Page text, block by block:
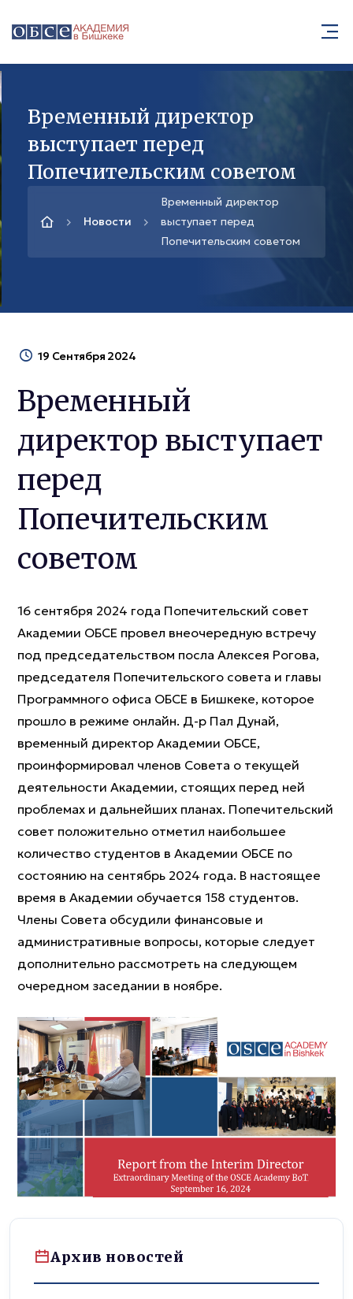
Временный директор
выступает перед
Попечительским советом
Новости
Временный директор
выступает перед
Попечительским советом
19 Сентября 2024
Временный
директор выступает
перед
Попечительским
советом
16 сентября 2024 года Попечительский совет
Академии ОБСЕ провел внеочередную встречу
под председательством посла Алексея Рогова,
председателя Попечительского совета и главы
Программного офиса ОБСЕ в Бишкеке, которое
прошло в режиме онлайн. Д-р Пал Дунай,
временный директор Академии ОБСЕ,
проинформировал членов Совета о текущей
деятельности Академии, стоящих перед ней
проблемах и дальнейших планах. Попечительский
совет положительно отметил наибольшее
количество студентов в Академии ОБСЕ по
состоянию на сентябрь 2024 года. В настоящее
время в Академии обучается 158 студентов.
Члены Совета обсудили финансовые и
административные вопросы, которые следует
дополнительно рассмотреть на следующем
очередном заседании в ноябре.
Архив новостей